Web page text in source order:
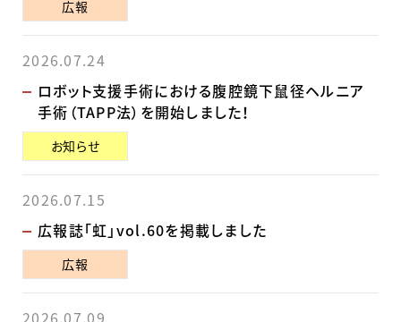
広報
2026.07.24
ロボット支援手術における腹腔鏡下鼠径ヘルニア
手術（TAPP法）を開始しました！
お知らせ
2026.07.15
広報誌「虹」vol.60を掲載しました
広報
2026.07.09